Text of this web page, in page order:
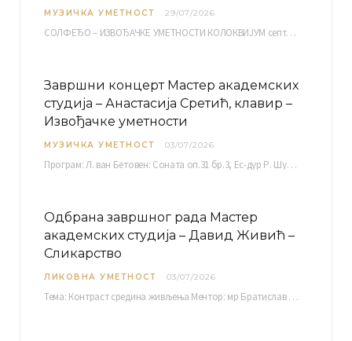
МУЗИЧКА УМЕТНОСТ 29/07/2026
СОЛФЕЂО – ИЗВОЂАЧКЕ УМЕТНОСТИ КОЛОКВИЈУМ септембарски испитни рок четвртак, 03.09.2026. уч. бр. 12 ПИСМЕНИ…
Завршни концерт Мастер академских
студија – Анастасија Сретић, клавир –
Извођачке уметности
МУЗИЧКА УМЕТНОСТ 03/07/2026
Програм: Л. ван Бетовен: Соната оп.31 бр.3, Ес-дур Р. Шуман: Бечки карневал оп.26 К. Дебиси:…
Одбрана завршног рада Мастер
академских студија – Давид Живић –
Сликарство
ЛИКОВНА УМЕТНОСТ 03/07/2026
Тема: Контраст средина живљења Ментор: мр Братислав Башић, редовни професор Среда, 08.07.2026. у…